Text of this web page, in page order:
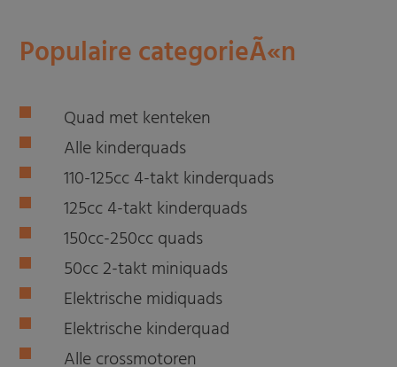
Populaire categorieÃ«n
Quad met kenteken
Alle kinderquads
110-125cc 4-takt kinderquads
125cc 4-takt kinderquads
150cc-250cc quads
50cc 2-takt miniquads
Elektrische midiquads
Elektrische kinderquad
Alle crossmotoren